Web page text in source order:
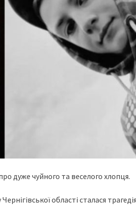
дуже чуйного та веселого хлопця.
області сталася